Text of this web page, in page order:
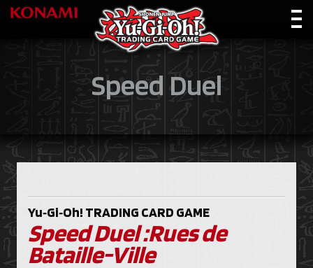
Speed Duel
Yu‑Gi‑Oh! TRADING CARD GAME
Speed Duel :Rues de
Bataille-Ville